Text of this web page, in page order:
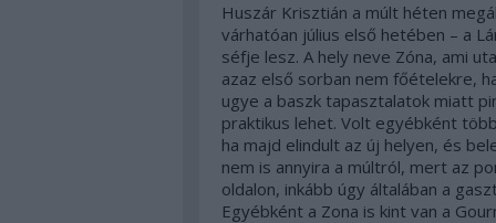
Huszár Krisztián a múlt héten
várhatóan július első hetében – a
séfje lesz. A hely neve Zóna, ami
azaz első sorban nem főételekre,
ugye a baszk tapasztalatok miatt
praktikus lehet. Volt egyébként
ha majd elindult az új helyen, és
nem is annyira a múltról, mert az
oldalon, inkább úgy általában a
Egyébként a Zona is kint van a